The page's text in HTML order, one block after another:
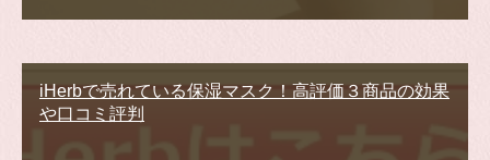
iHerbで売れている保湿マスク！高評価３商品の効果
や口コミ評判